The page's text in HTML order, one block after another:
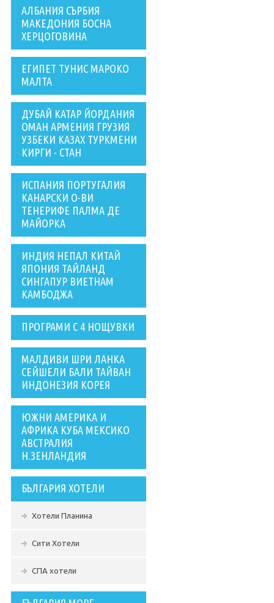
АЛБАНИЯ СЪРБИЯ
МАКЕДОНИЯ БОСНА
ХЕРЦОГОВИНА
ЕГИПЕТ ТУНИС МАРОКО
МАЛТА
ДУБАЙ КАТАР ЙОРДАНИЯ
ОМАН АРМЕНИЯ ГРУЗИЯ
УЗБЕКИ КАЗАХ ТУРКМЕНИ
КИРГИ - СТАН
ИСПАНИЯ ПОРТУГАЛИЯ
КАНАРСКИ О-ВИ
ТЕНЕРИФЕ ПАЛМА ДЕ
МАЙОРКА
ИНДИЯ НЕПАЛ КИТАЙ
ЯПОНИЯ ТАЙЛАНД
СИНГАПУР ВИЕТНАМ
КАМБОДЖА
ПРОГРАМИ С 4 НОЩУВКИ
МАЛДИВИ ШРИ ЛАНКА
СЕЙШЕЛИ БАЛИ ТАЙВАН
ИНДОНЕЗИЯ КОРЕЯ
ЮЖНИ АМЕРИКА И
АФРИКА КУБА МЕКСИКО
АВСТРАЛИЯ
Н.ЗЕНЛАНДИЯ
БЪЛГАРИЯ ХОТЕЛИ
Хотели Планина
Сити Хотели
СПА хотели